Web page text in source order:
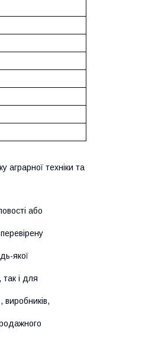
аграрної техніки та
або
якої
і для
виробників,